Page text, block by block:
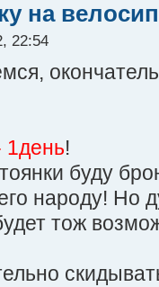
на
22:54
!
буду
народу! Но
тож